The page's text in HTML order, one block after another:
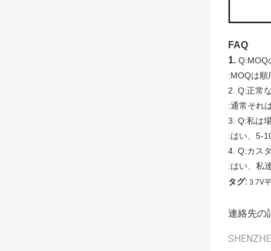
FAQ
1. Q:MOQ
:MOQは順
2. Q:正常
:通常それ
3. Q:私は
:はい、5-
4. Q:カス
:はい、私
タグ: 3.7V
連絡先の